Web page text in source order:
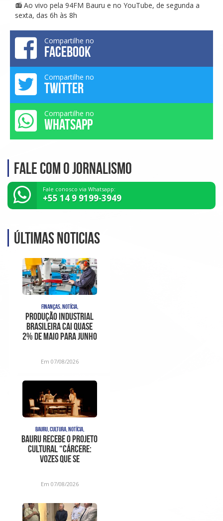
📻 Ao vivo pela 94FM Bauru e no YouTube, de segunda a
sexta, das 6h às 8h
Compartilhe no
FACEBOOK
Compartilhe no
TWITTER
Compartilhe no
WHATSAPP
Fale com o Jornalismo
Fale conosco via Whatsapp:
+55 14 9 9199-3949
Últimas noticias
FINANÇAS, NOTÍCIA,
Produção industrial
brasileira cai quase
2% de maio para junho
Em 07/08/2026
BAURU, CULTURA, NOTÍCIA,
Bauru recebe o projeto
cultural “Cárcere:
Vozes que se
Em 07/08/2026